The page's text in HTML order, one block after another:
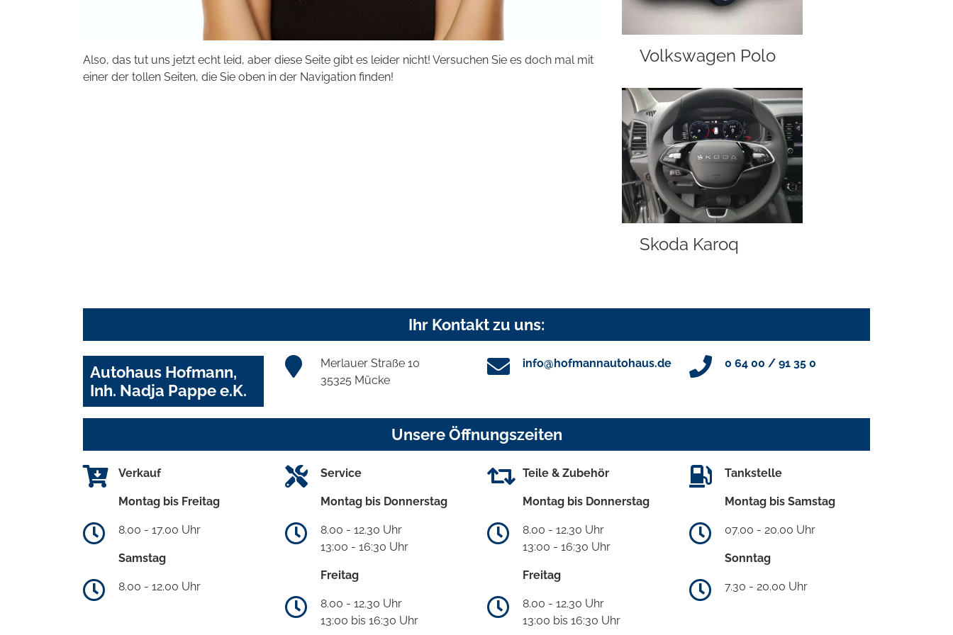
Also, das tut uns jetzt echt leid, aber diese Seite gibt es leider nicht! Versuchen Sie es doch mal mit
einer der tollen Seiten, die Sie oben in der Navigation finden!
Volkswagen Polo
Skoda Karoq
Ihr Kontakt zu uns:
Autohaus Hofmann,
Inh. Nadja Pappe e.K.
Merlauer Straße 10
35325 Mücke
info@hofmannautohaus.de 0 64 00 / 91 35 0
Unsere Öffnungszeiten
Verkauf
Montag bis Freitag
8.00 - 17.00 Uhr
Samstag
8.00 - 12.00 Uhr
Service
Montag bis Donnerstag
8.00 - 12.30 Uhr
13:00 - 16:30 Uhr
Freitag
8.00 - 12.30 Uhr
13:00 bis 16:30 Uhr
Teile & Zubehör
Montag bis Donnerstag
8.00 - 12.30 Uhr
13:00 - 16:30 Uhr
Freitag
8.00 - 12.30 Uhr
13:00 bis 16:30 Uhr
Tankstelle
Montag bis Samstag
07.00 - 20.00 Uhr
Sonntag
7.30 - 20.00 Uhr